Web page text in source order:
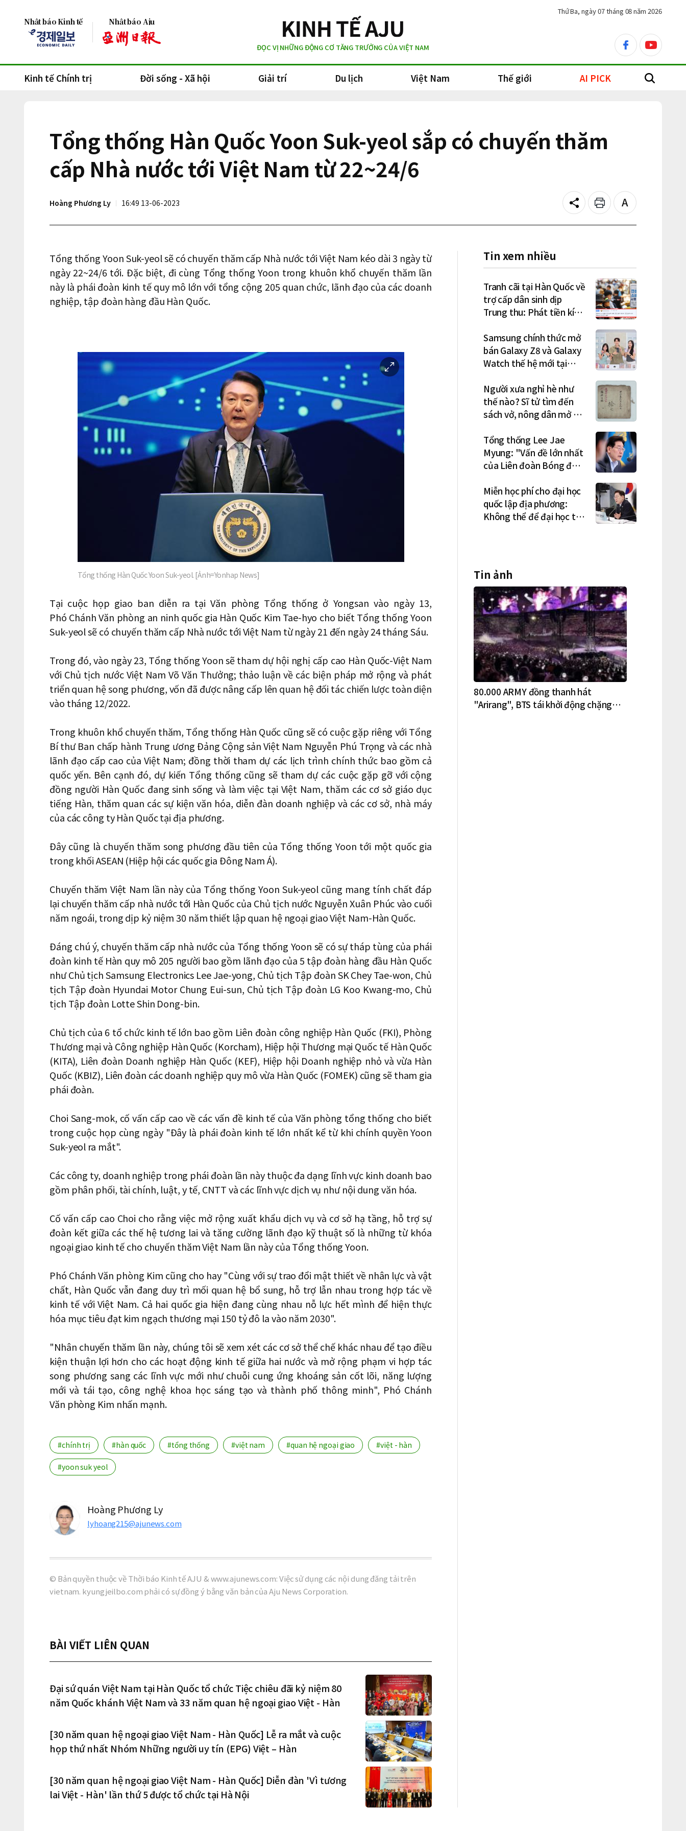
Nhật báo Kinh tế Nhật báo Aju
ĐỌC VỊ NHỮNG ĐỘNG CƠ TĂNG TRƯỞNG CỦA VIỆT NAM
facebookyoutube
Thứ Ba, ngày 07 tháng 08 năm 2026
Kinh tế Chính trị Đời sống - Xã hội Giải trí Du lịch Việt Nam Thế giới AI PICK search
Tổng thống Hàn Quốc Yoon Suk-yeol sắp có chuyến thăm
cấp Nhà nước tới Việt Nam từ 22~24/6
Hoàng Phương Ly 16:49 13-06-2023 Share Print
Text
size
Tổng thống Yoon Suk-yeol sẽ có chuyến thăm cấp Nhà nước tới Việt Nam kéo dài 3 ngày từ
ngày 22~24/6 tới. Đặc biệt, đi cùng Tổng thống Yoon trong khuôn khổ chuyến thăm lần
này là phái đoàn kinh tế quy mô lớn với tổng cộng 205 quan chức, lãnh đạo của các doanh
nghiệp, tập đoàn hàng đầu Hàn Quốc.
이
미
확
대
Tổng thống Hàn Quốc Yoon Suk-yeol. [Ảnh=Yonhap News]
Tại cuộc họp giao ban diễn ra tại Văn phòng Tổng thống ở Yongsan vào ngày 13,
Phó Chánh Văn phòng an ninh quốc gia Hàn Quốc Kim Tae-hyo cho biết Tổng thống Yoon
Suk-yeol sẽ có chuyến thăm cấp Nhà nước tới Việt Nam từ ngày 21 đến ngày 24 tháng Sáu.
Trong đó, vào ngày 23, Tổng thống Yoon sẽ tham dự hội nghị cấp cao Hàn Quốc-Việt Nam
với Chủ tịch nước Việt Nam Võ Văn Thưởng; thảo luận về các biện pháp mở rộng và phát
triển quan hệ song phương, vốn đã được nâng cấp lên quan hệ đối tác chiến lược toàn diện
vào tháng 12/2022.
Trong khuôn khổ chuyến thăm, Tổng thống Hàn Quốc cũng sẽ có cuộc gặp riêng với Tổng
Bí thư Ban chấp hành Trung ương Đảng Cộng sản Việt Nam Nguyễn Phú Trọng và các nhà
lãnh đạo cấp cao của Việt Nam; đồng thời tham dự các lịch trình chính thức bao gồm cả
quốc yến. Bên cạnh đó, dự kiến Tổng thống cũng sẽ tham dự các cuộc gặp gỡ với cộng
đồng người Hàn Quốc đang sinh sống và làm việc tại Việt Nam, thăm các cơ sở giáo dục
tiếng Hàn, thăm quan các sự kiện văn hóa, diễn đàn doanh nghiệp và các cơ sở, nhà máy
của các công ty Hàn Quốc tại địa phương.
Đây cũng là chuyến thăm song phương đầu tiên của Tổng thống Yoon tới một quốc gia
trong khối ASEAN (Hiệp hội các quốc gia Đông Nam Á).
Chuyến thăm Việt Nam lần này của Tổng thống Yoon Suk-yeol cũng mang tính chất đáp
lại chuyến thăm cấp nhà nước tới Hàn Quốc của Chủ tịch nước Nguyễn Xuân Phúc vào cuối
năm ngoái, trong dịp kỷ niệm 30 năm thiết lập quan hệ ngoại giao Việt Nam-Hàn Quốc.
Đáng chú ý, chuyến thăm cấp nhà nước của Tổng thống Yoon sẽ có sự tháp tùng của phái
đoàn kinh tế Hàn quy mô 205 người bao gồm lãnh đạo của 5 tập đoàn hàng đầu Hàn Quốc
như Chủ tịch Samsung Electronics Lee Jae-yong, Chủ tịch Tập đoàn SK Chey Tae-won, Chủ
tịch Tập đoàn Hyundai Motor Chung Eui-sun, Chủ tịch Tập đoàn LG Koo Kwang-mo, Chủ
tịch Tập đoàn Lotte Shin Dong-bin.
Chủ tịch của 6 tổ chức kinh tế lớn bao gồm Liên đoàn công nghiệp Hàn Quốc (FKI), Phòng
Thương mại và Công nghiệp Hàn Quốc (Korcham), Hiệp hội Thương mại Quốc tế Hàn Quốc
(KITA), Liên đoàn Doanh nghiệp Hàn Quốc (KEF), Hiệp hội Doanh nghiệp nhỏ và vừa Hàn
Quốc (KBIZ), Liên đoàn các doanh nghiệp quy mô vừa Hàn Quốc (FOMEK) cũng sẽ tham gia
phái đoàn.
Choi Sang-mok, cố vấn cấp cao về các vấn đề kinh tế của Văn phòng tổng thống cho biết
trong cuộc họp cùng ngày "Đây là phái đoàn kinh tế lớn nhất kể từ khi chính quyền Yoon
Suk-yeol ra mắt".
Các công ty, doanh nghiệp trong phái đoàn lần này thuộc đa dạng lĩnh vực kinh doanh bao
gồm phân phối, tài chính, luật, y tế, CNTT và các lĩnh vực dịch vụ như nội dung văn hóa.
Cố vấn cấp cao Choi cho rằng việc mở rộng xuất khẩu dịch vụ và cơ sở hạ tầng, hỗ trợ sự
đoàn kết giữa các thế hệ tương lai và tăng cường lãnh đạo kỹ thuật số là những từ khóa
ngoại giao kinh tế cho chuyến thăm Việt Nam lần này của Tổng thống Yoon.
Phó Chánh Văn phòng Kim cũng cho hay "Cùng với sự trao đổi mật thiết về nhân lực và vật
chất, Hàn Quốc vẫn đang duy trì mối quan hệ bổ sung, hỗ trợ lẫn nhau trong hợp tác về
kinh tế với Việt Nam. Cả hai quốc gia hiện đang cùng nhau nỗ lực hết mình để hiện thực
hóa mục tiêu đạt kim ngạch thương mại 150 tỷ đô la vào năm 2030".
"Nhân chuyến thăm lần này, chúng tôi sẽ xem xét các cơ sở thể chế khác nhau để tạo điều
kiện thuận lợi hơn cho các hoạt động kinh tế giữa hai nước và mở rộng phạm vi hợp tác
song phương sang các lĩnh vực mới như chuỗi cung ứng khoáng sản cốt lõi, năng lượng
mới và tái tạo, công nghệ khoa học sáng tạo và thành phố thông minh", Phó Chánh
Văn phòng Kim nhấn mạnh.
#chính trị #hàn quốc #tổng thống #việt nam #quan hệ ngoại giao #việt - hàn
#yoon suk yeol
Hoàng Phương Ly
lyhoang215@ajunews.com
© Bản quyền thuộc về Thời báo Kinh tế AJU & www.ajunews.com: Việc sử dụng các nội dung đăng tải trên
vietnam. kyungjeilbo.com phải có sự đồng ý bằng văn bản của Aju News Corporation.
BÀI VIẾT LIÊN QUAN
Đại sứ quán Việt Nam tại Hàn Quốc tổ chức Tiệc chiêu đãi kỷ niệm 80
năm Quốc khánh Việt Nam và 33 năm quan hệ ngoại giao Việt - Hàn
[30 năm quan hệ ngoại giao Việt Nam - Hàn Quốc] Lễ ra mắt và cuộc
họp thứ nhất Nhóm Những người uy tín (EPG) Việt – Hàn
[30 năm quan hệ ngoại giao Việt Nam - Hàn Quốc] Diễn đàn 'Vì tương
lai Việt - Hàn' lần thứ 5 được tổ chức tại Hà Nội
Tin xem nhiều
Tranh cãi tại Hàn Quốc về
trợ cấp dân sinh dịp
Trung thu: Phát tiền kích
tương lai?
Samsung chính thức mở
bán Galaxy Z8 và Galaxy
Watch thế hệ mới tại
triệu đơn đặt trước
Người xưa nghỉ hè như
thế nào? Sĩ tử tìm đến
sách vở, nông dân mở hội
Tổng thống Lee Jae
Myung: "Vấn đề lớn nhất
của Liên đoàn Bóng đá
dân chủ và tình trạng
nắm quyền quá lâu"
Miễn học phí cho đại học
quốc lập địa phương:
Không thể để đại học tư
Tin ảnh
80.000 ARMY đồng thanh hát
"Arirang", BTS tái khởi động chặng